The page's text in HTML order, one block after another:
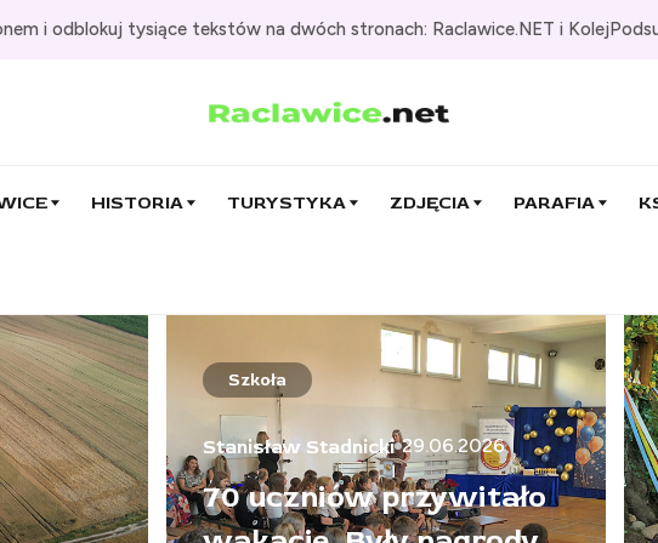
i odblokuj tysiące tekstów na dwóch stronach: Raclawice.NET i
HISTORIA TURYSTYKA ZDJĘCIA PARAFIA
Szkoła
Stanisław Stadnicki 29.06.2026
70 uczniów przywitało